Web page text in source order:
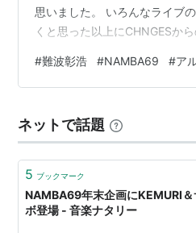
思いました。 いろんなライブ
くと思った以上にCHNGESか
バムしてはCHANGESから入り
もやべぇので一曲ずつ書いて
が出ていて、ライブでやった
アルバムって言うのは爆発力
#難波彰浩 #NAMBA69 #ア
ネットで話題
5 ブックマーク
NAMBA69年末企画にKEMURI＆
ボ登場 - 音楽ナタリー